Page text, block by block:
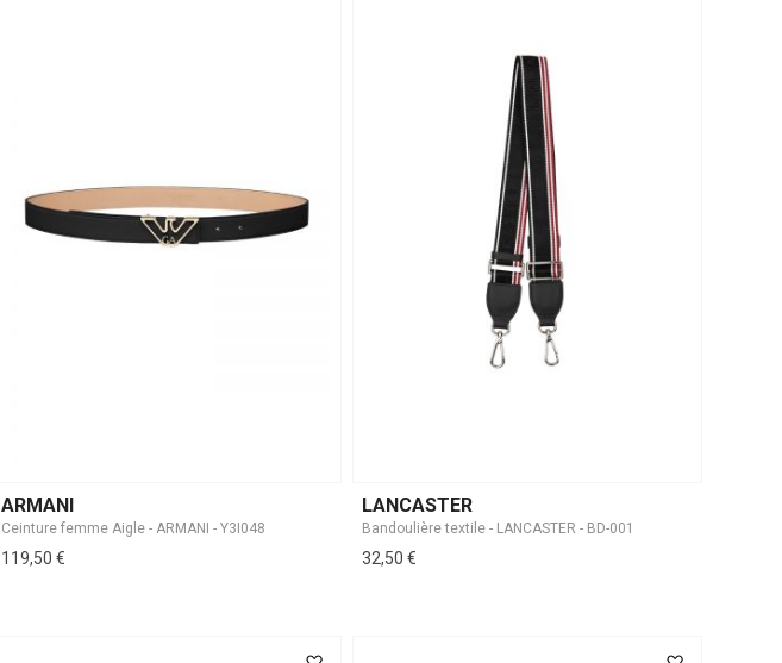
ARMANI
Ceinture femme Aigle - ARMANI - Y3I048
119,50 €
LANCASTER
Bandoulière textile - LANCASTER - BD-001
32,50 €